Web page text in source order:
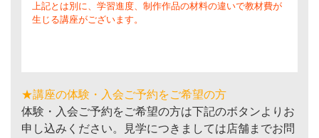
上記とは別に、学習進度、制作作品の材料の違いで教材費が
生じる講座がございます。
★講座の体験・入会ご予約をご希望の方
体験・入会ご予約をご希望の方は下記のボタンよりお
申し込みください。見学につきましては店舗までお問